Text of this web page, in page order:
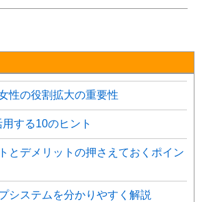
性の役割拡大の重要性
する10のヒント
とデメリットの押さえておくポイン
システムを分かりやすく解説